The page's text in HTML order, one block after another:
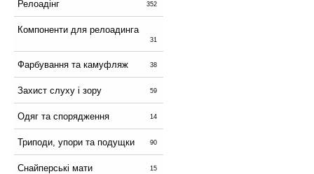
Релоадінг 352
Компоненти для релоадинга
31
Фарбування та камуфляж 38
Захист слуху і зору 59
Одяг та спорядження 14
Триподи, упори та подущки 90
Снайперські мати 15